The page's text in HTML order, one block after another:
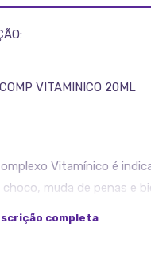
VITAMINICO 20ML
Vitamínico é
muda de penas e
completa